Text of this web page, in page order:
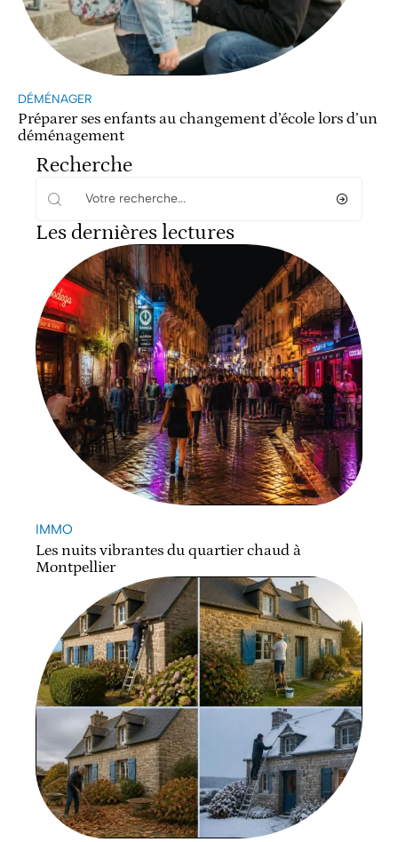
DÉMÉNAGER
Préparer ses enfants au changement d’école lors d’un
déménagement
Recherche
Les dernières lectures
IMMO
Les nuits vibrantes du quartier chaud à
Montpellier